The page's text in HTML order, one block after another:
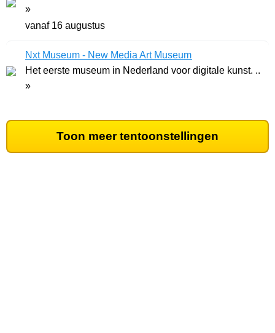
»
vanaf 16 augustus
Nxt Museum - New Media Art Museum
Het eerste museum in Nederland voor digitale kunst. ..
»
Toon meer tentoonstellingen